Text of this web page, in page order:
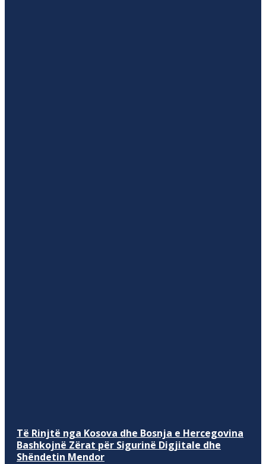
Të Rinjtë nga Kosova dhe Bosnja e Hercegovina
Bashkojnë Zërat për Sigurinë Digjitale dhe
Shëndetin Mendor